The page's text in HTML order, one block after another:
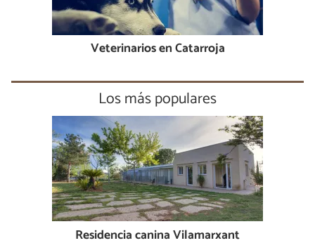
Veterinarios en Catarroja
Los más populares
Residencia canina Vilamarxant